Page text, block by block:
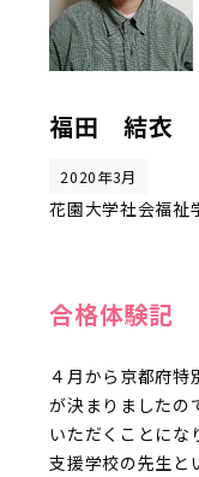
福田 結衣
2020年3月
花園大学社会福祉
合格体験記
４月から京都府特
が決まりましたの
いただくことにな
支援学校の先生と